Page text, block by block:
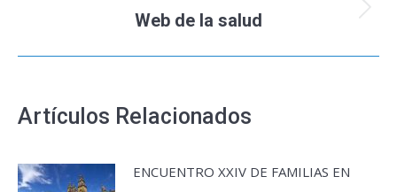
Publicación
Web de la salud
Artículos Relacionados
ENCUENTRO XXIV DE FAMILIAS EN